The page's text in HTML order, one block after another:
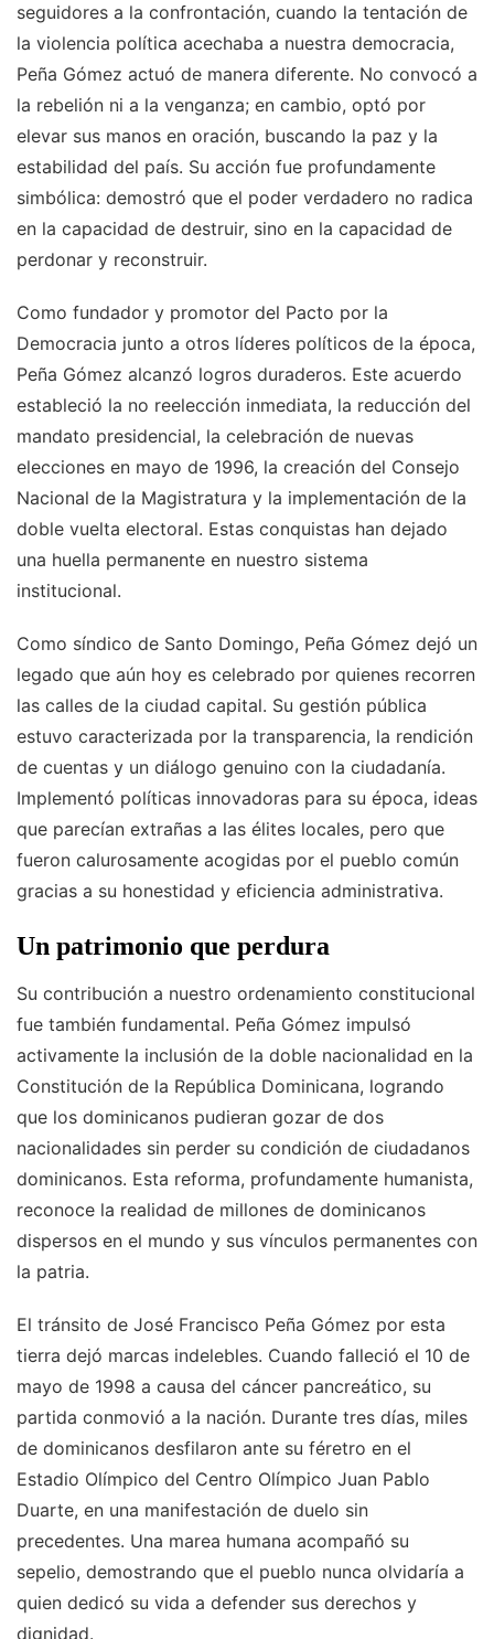
seguidores a la confrontación, cuando la tentación de
la violencia política acechaba a nuestra democracia,
Peña Gómez actuó de manera diferente. No convocó a
la rebelión ni a la venganza; en cambio, optó por
elevar sus manos en oración, buscando la paz y la
estabilidad del país. Su acción fue profundamente
simbólica: demostró que el poder verdadero no radica
en la capacidad de destruir, sino en la capacidad de
perdonar y reconstruir.
Como fundador y promotor del Pacto por la
Democracia junto a otros líderes políticos de la época,
Peña Gómez alcanzó logros duraderos. Este acuerdo
estableció la no reelección inmediata, la reducción del
mandato presidencial, la celebración de nuevas
elecciones en mayo de 1996, la creación del Consejo
Nacional de la Magistratura y la implementación de la
doble vuelta electoral. Estas conquistas han dejado
una huella permanente en nuestro sistema
institucional.
Como síndico de Santo Domingo, Peña Gómez dejó un
legado que aún hoy es celebrado por quienes recorren
las calles de la ciudad capital. Su gestión pública
estuvo caracterizada por la transparencia, la rendición
de cuentas y un diálogo genuino con la ciudadanía.
Implementó políticas innovadoras para su época, ideas
que parecían extrañas a las élites locales, pero que
fueron calurosamente acogidas por el pueblo común
gracias a su honestidad y eficiencia administrativa.
Un patrimonio que perdura
Su contribución a nuestro ordenamiento constitucional
fue también fundamental. Peña Gómez impulsó
activamente la inclusión de la doble nacionalidad en la
Constitución de la República Dominicana, logrando
que los dominicanos pudieran gozar de dos
nacionalidades sin perder su condición de ciudadanos
dominicanos. Esta reforma, profundamente humanista,
reconoce la realidad de millones de dominicanos
dispersos en el mundo y sus vínculos permanentes con
la patria.
El tránsito de José Francisco Peña Gómez por esta
tierra dejó marcas indelebles. Cuando falleció el 10 de
mayo de 1998 a causa del cáncer pancreático, su
partida conmovió a la nación. Durante tres días, miles
de dominicanos desfilaron ante su féretro en el
Estadio Olímpico del Centro Olímpico Juan Pablo
Duarte, en una manifestación de duelo sin
precedentes. Una marea humana acompañó su
sepelio, demostrando que el pueblo nunca olvidaría a
quien dedicó su vida a defender sus derechos y
dignidad.